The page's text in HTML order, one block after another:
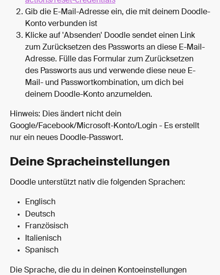
Gib die E-Mail-Adresse ein, die mit deinem Doodle-
Konto verbunden ist
Klicke auf 'Absenden' Doodle sendet einen Link
zum Zurücksetzen des Passworts an diese E-Mail-
Adresse. Fülle das Formular zum Zurücksetzen
des Passworts aus und verwende diese neue E-
Mail- und Passwortkombination, um dich bei
deinem Doodle-Konto anzumelden.
Hinweis: Dies ändert nicht dein
Google/Facebook/Microsoft-Konto/Login - Es erstellt
nur ein neues Doodle-Passwort.
Deine Spracheinstellungen
Doodle unterstützt nativ die folgenden Sprachen:
Englisch
Deutsch
Französisch
Italienisch
Spanisch
Die Sprache, die du in deinen Kontoeinstellungen